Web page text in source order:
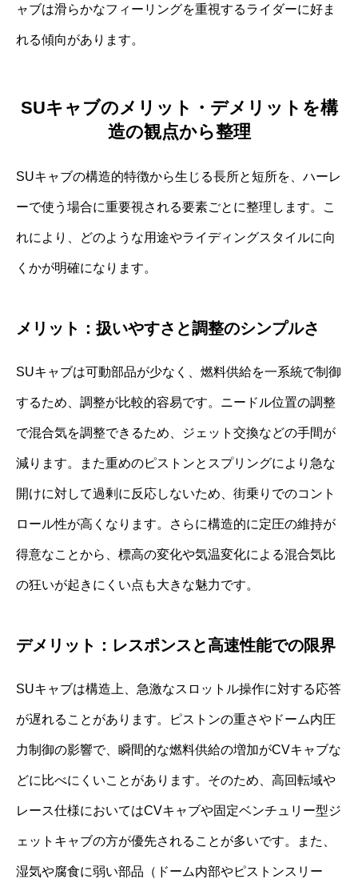
ャブは滑らかなフィーリングを重視するライダーに好ま
れる傾向があります。
SUキャブのメリット・デメリットを構
造の観点から整理
SUキャブの構造的特徴から生じる長所と短所を、ハーレ
ーで使う場合に重要視される要素ごとに整理します。こ
れにより、どのような用途やライディングスタイルに向
くかが明確になります。
メリット：扱いやすさと調整のシンプルさ
SUキャブは可動部品が少なく、燃料供給を一系統で制御
するため、調整が比較的容易です。ニードル位置の調整
で混合気を調整できるため、ジェット交換などの手間が
減ります。また重めのピストンとスプリングにより急な
開けに対して過剰に反応しないため、街乗りでのコント
ロール性が高くなります。さらに構造的に定圧の維持が
得意なことから、標高の変化や気温変化による混合気比
の狂いが起きにくい点も大きな魅力です。
デメリット：レスポンスと高速性能での限界
SUキャブは構造上、急激なスロットル操作に対する応答
が遅れることがあります。ピストンの重さやドーム内圧
力制御の影響で、瞬間的な燃料供給の増加がCVキャブな
どに比べにくいことがあります。そのため、高回転域や
レース仕様においてはCVキャブや固定ベンチュリー型ジ
ェットキャブの方が優先されることが多いです。また、
湿気や腐食に弱い部品（ドーム内部やピストンスリー